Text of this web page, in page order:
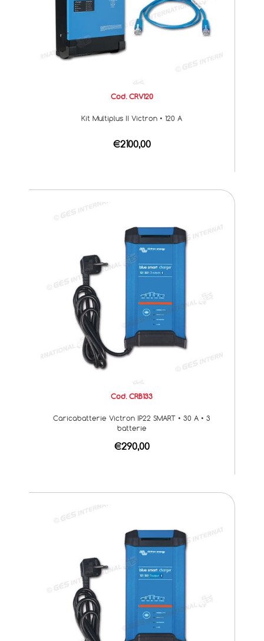
Cod. CRV120
Kit Multiplus II Victron • 120 A
€2100,00
Cod. CRB133
Caricabatterie Victron IP22 SMART • 30 A • 3
batterie
€290,00